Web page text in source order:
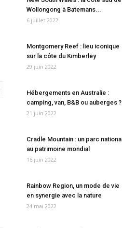
Wollongong à Batemans...
6 juillet 2022
Montgomery Reef : lieu iconique
sur la côte du Kimberley
29 juin 2022
Hébergements en Australie :
camping, van, B&B ou auberges ?
21 juin 2022
Cradle Mountain : un parc national
au patrimoine mondial
16 juin 2022
Rainbow Region, un mode de vie
en synergie avec la nature
24 mai 2022